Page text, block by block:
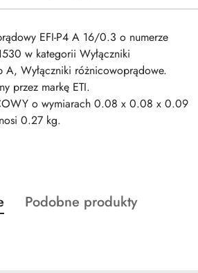
EFI-P4 A 16/0.3 o numerze
w kategorii Wyłączniki
A, Wyłączniki różnicowoprądowe.
przez markę ETI.
o wymiarach 0.08 x 0.08 x 0.09
0.27 kg.
Produkty
Podobne produkty